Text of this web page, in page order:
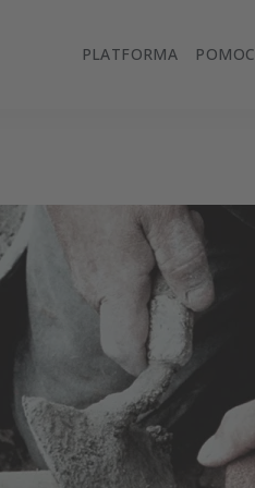
PLATFORMA POMOC